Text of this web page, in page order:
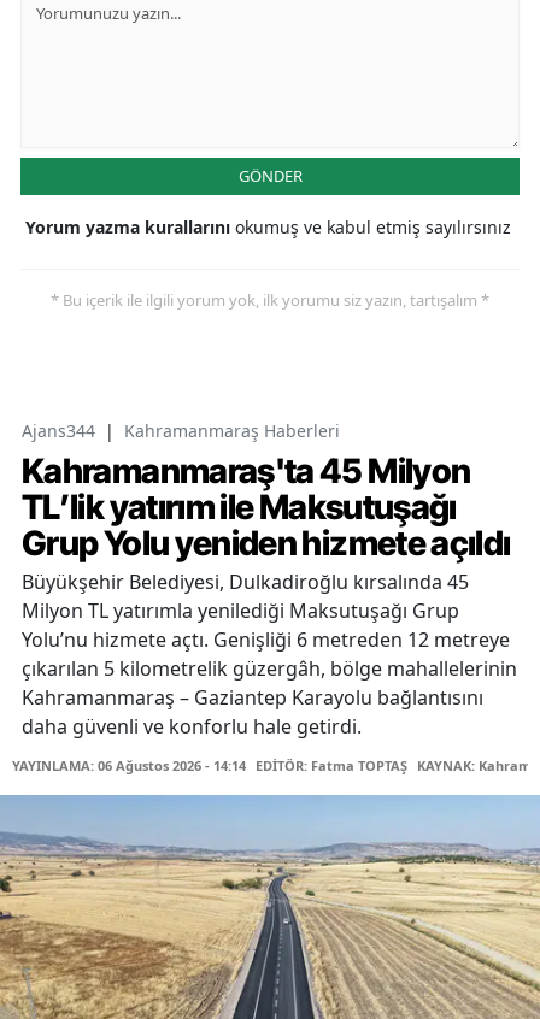
GÖNDER
Yorum yazma kurallarını okumuş ve kabul etmiş sayılırsınız
* Bu içerik ile ilgili yorum yok, ilk yorumu siz yazın, tartışalım *
Ajans344 | Kahramanmaraş Haberleri
Kahramanmaraş'ta 45 Milyon
TL’lik yatırım ile Maksutuşağı
Grup Yolu yeniden hizmete açıldı
Büyükşehir Belediyesi, Dulkadiroğlu kırsalında 45
Milyon TL yatırımla yenilediği Maksutuşağı Grup
Yolu’nu hizmete açtı. Genişliği 6 metreden 12 metreye
çıkarılan 5 kilometrelik güzergâh, bölge mahallelerinin
Kahramanmaraş – Gaziantep Karayolu bağlantısını
daha güvenli ve konforlu hale getirdi.
YAYINLAMA: 06 Ağustos 2026 - 14:14 EDİTÖR: Fatma TOPTAŞ KAYNAK: